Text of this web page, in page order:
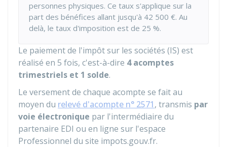
personnes physiques. Ce taux s'applique sur la
part des bénéfices allant jusqu'à 42 500 €. Au
delà, le taux d'imposition est de 25 %.
Le paiement de l'impôt sur les sociétés (IS) est
réalisé en 5 fois, c'est-à-dire 4 acomptes
trimestriels et 1 solde.
Le versement de chaque acompte se fait au
moyen du relevé d'acompte n° 2571, transmis par
voie électronique par l'intermédiaire du
partenaire EDI ou en ligne sur l'espace
Professionnel du site impots.gouv.fr.